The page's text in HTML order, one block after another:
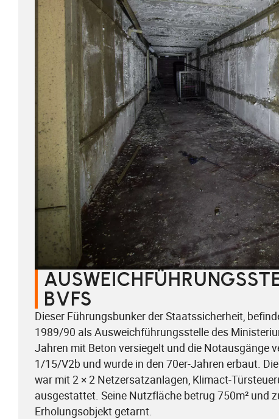
BVFS
Dieser Führungsbunker der Staatssicherheit,
1989/90 als Ausweichführungsstelle des
Jahren mit Beton versiegelt und die Notausgänge
1/15/V2b und wurde in den 70er-Jahren erbaut.
war mit 2 × 2 Netzersatzanlagen, Klimact-
ausgestattet. Seine Nutzfläche betrug 750m² und
Erholungsobjekt getarnt.